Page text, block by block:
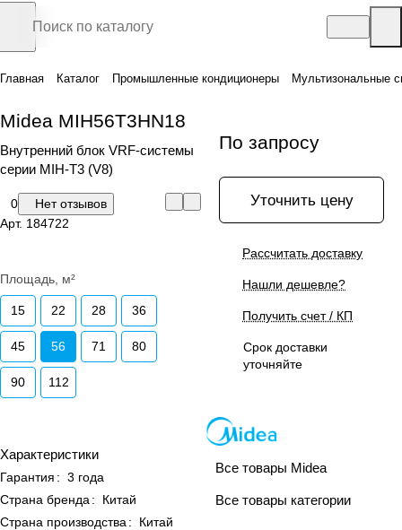
Главная Каталог Промышленные кондиционеры Мультизональные
Midea MIH56T3HN18
Внутренний блок VRF-системы
серии MIH-T3 (V8)
0
Нет отзывов
Арт. 184722
Площадь, м²
15 22 28 36
45 56 71 80
90 112
Характеристики
Гарантия : 3 года
Страна бренда :
Китай
Страна производства :
Китай
По запросу
Уточнить цену
Рассчитать доставку
Нашли дешевле?
Получить счет / КП
Срок доставки
уточняйте
Все товары Midea
Все товары категории